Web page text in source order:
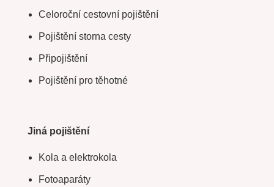
Celoroční cestovní pojištění
Pojištění storna cesty
Připojištění
Pojištění pro těhotné
Jiná pojištění
Kola a elektrokola
Fotoaparáty